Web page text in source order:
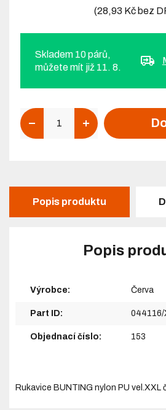
(28,93 Kč bez
Skladem 10 párů,
můžete mít již 11. 8.
Popis produktu
Popis
Výrobce: Červa
Part ID: 044116/
Objednací číslo: 153
Rukavice BUNTING nylon PU vel.XXL